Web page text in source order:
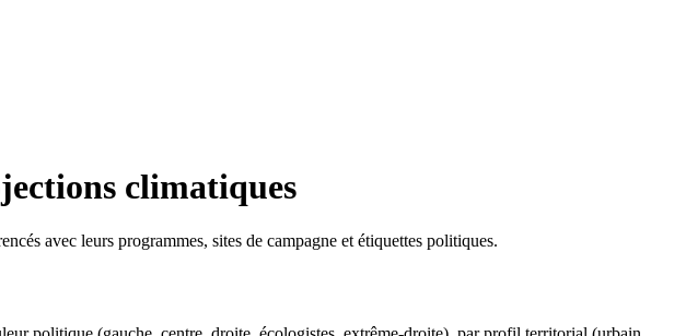
climatiques
avec leurs programmes, sites de campagne et étiquettes politiques.